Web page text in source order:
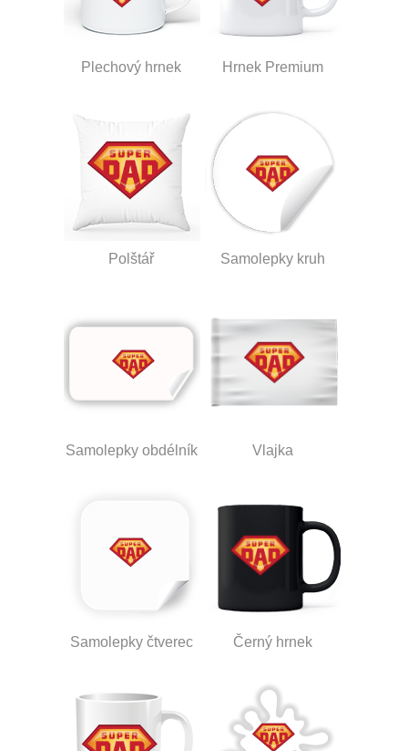
Plechový hrnek Hrnek Premium
Polštář Samolepky kruh
Samolepky obdélník Vlajka
Samolepky čtverec Černý hrnek